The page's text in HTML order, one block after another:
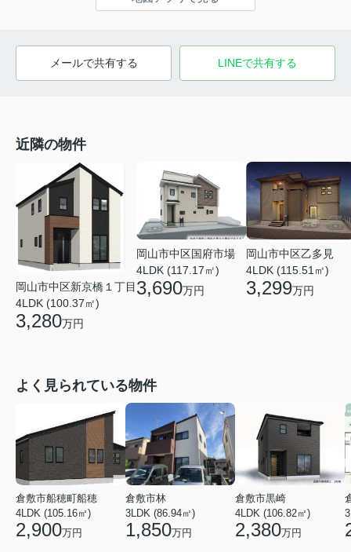
メールで共有する LINEで共有する
近隣の物件
岡山市中区新京橋１丁目
4LDK (100.37㎡)
3,280万円
岡山市中区国府市場
4LDK (117.17㎡)
3,690万円
岡山市中区乙多見
4LDK (115.51㎡)
3,299万円
よく見られている物件
倉敷市船穂町船穂
4LDK (105.16㎡)
2,900万円
倉敷市林
3LDK (86.94㎡)
1,850万円
倉敷市黒崎
4LDK (106.82㎡)
2,380万円